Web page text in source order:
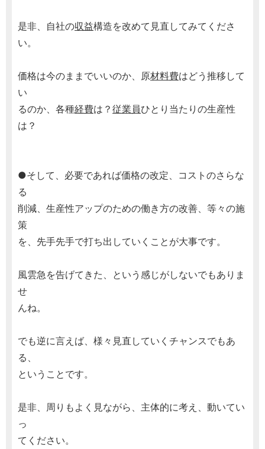
是非、自社の収益構造を改めて見直してみてくださ
い。
価格は今のままでいいのか、原材料費はどう推移して
い
るのか、各種経費は？ 従業員ひとり当たりの生産性
は？
●そして、必要であれば価格の改定、コストのさらな
る
削減、生産性アップのための働き方の改善、等々の施
策
を、先手先手で打ち出していくことが大事です。
風雲急を告げてきた、という感じがしないでもありま
せ
んね。
でも逆に言えば、様々見直していくチャンスでもあ
る、
ということです。
是非、周りもよく見ながら、主体的に考え、動いてい
っ
てください。